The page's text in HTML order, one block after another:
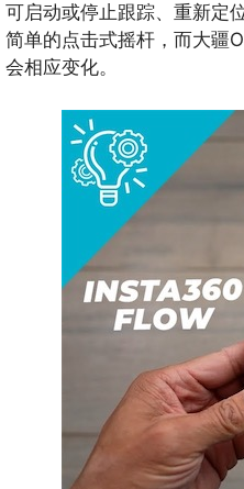
可启动或停止跟踪、重新定
简单的点击式摇杆，而大疆
会相应变化。